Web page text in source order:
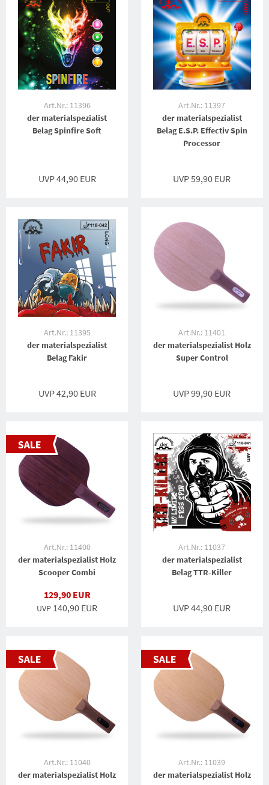
Art.Nr.: 11396
der materialspezialist
Belag Spinfire Soft
UVP 44,90 EUR
Art.Nr.: 11397
der materialspezialist
Belag E.S.P. Effectiv Spin
Processor
UVP 59,90 EUR
Art.Nr.: 11395
der materialspezialist
Belag Fakir
UVP 42,90 EUR
Art.Nr.: 11401
der materialspezialist Holz
Super Control
UVP 99,90 EUR
Art.Nr.: 11400
der materialspezialist Holz
Scooper Combi
129,90 EUR
UVP 140,90 EUR
Art.Nr.: 11037
der materialspezialist
Belag TTR-Killer
UVP 44,90 EUR
Art.Nr.: 11040
der materialspezialist Holz
Art.Nr.: 11039
der materialspezialist Holz